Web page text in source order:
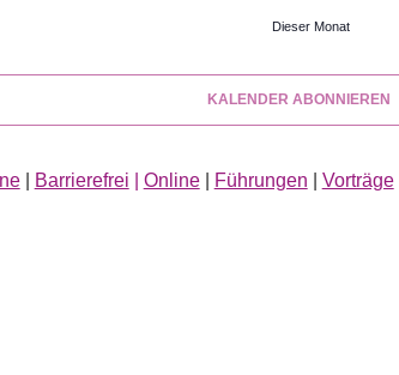
Dieser Monat
KALENDER ABONNIEREN
| Barrierefrei Online| Führungen Vorträge|